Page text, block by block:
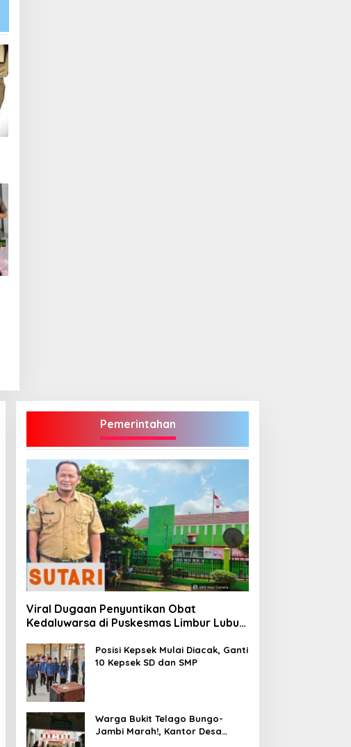
Pemerintahan
Viral Dugaan Penyuntikan Obat
Kedaluwarsa di Puskesmas Limbur Lubuk
Masuk ke Tubuh PasienPosisi Kepsek Mulai Diacak, Ganti
10 Kepsek SD dan SMP
Warga Bukit Telago Bungo-
Jambi Marah!, Kantor Desa